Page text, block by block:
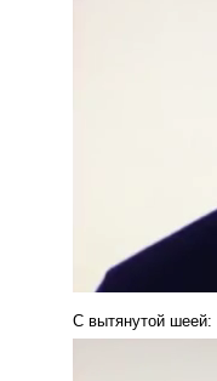
С вытянутой шеей: